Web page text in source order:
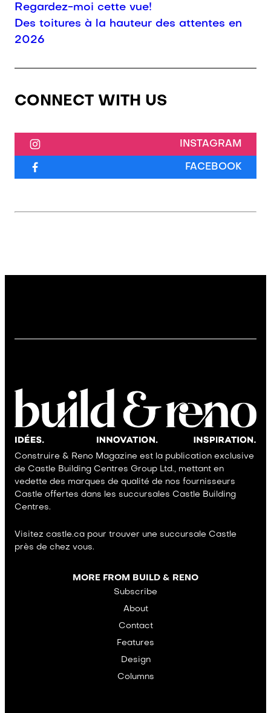
Regardez-moi cette vue!
Des toitures à la hauteur des attentes en
2026
CONNECT WITH US
INSTAGRAM
FACEBOOK
Construire & Reno Magazine est la publication exclusive
de Castle Building Centres Group Ltd., mettant en
vedette des marques de qualité de nos fournisseurs
Castle offertes dans les succursales Castle Building
Centres.
Visitez castle.ca pour trouver une succursale Castle
près de chez vous.
MORE FROM BUILD & RENO
Subscribe
About
Contact
Features
Design
Columns